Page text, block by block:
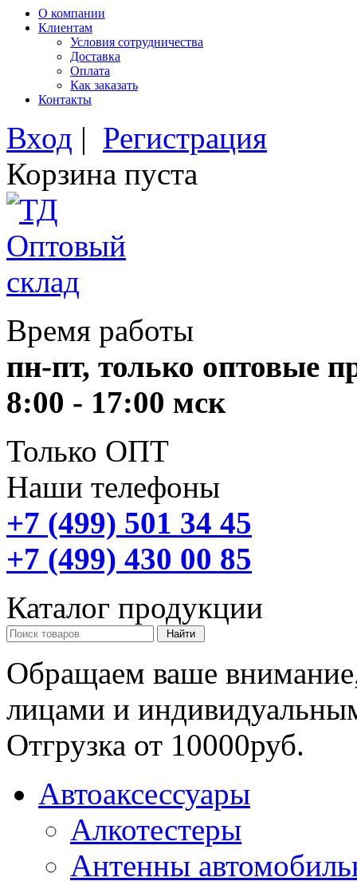
О компании
Клиентам
Условия сотрудничества
Доставка
Оплата
Как заказать
Контакты
Вход | Регистрация
Корзина пуста
Время работы
пн-пт, только оптовые
8:00 - 17:00 мск
Только ОПТ
Наши телефоны
+7 (499) 501 34 45
+7 (499) 430 00 85
Каталог продукции
Обращаем ваше
лицами и
Отгрузка от 10000руб.
Автоаксессуары
Алкотестеры
Антенны